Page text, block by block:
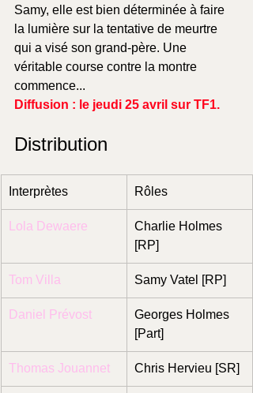
Samy, elle est bien déterminée à faire
la lumière sur la tentative de meurtre
qui a visé son grand-père. Une
véritable course contre la montre
commence...
Diffusion : le jeudi 25 avril sur TF1.
Distribution
Interprètes Rôles
Lola Dewaere
Charlie Holmes
[RP]
Tom Villa Samy Vatel [RP]
Daniel Prévost
Georges Holmes
[Part]
Thomas Jouannet Chris Hervieu [SR]